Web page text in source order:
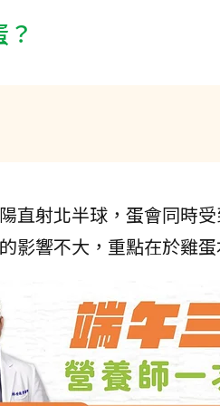
直射北半球，蛋會同時
影響不大，重點在於雞